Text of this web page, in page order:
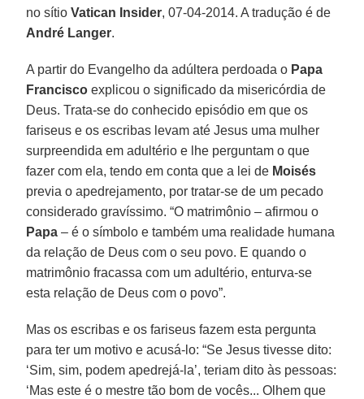
no sítioVatican Insider, 07-04-2014. A tradução é de
André Langer.
A partir do Evangelho da adúltera perdoada o Papa
Francisco explicou o significado da misericórdia de
Deus. Trata-se do conhecido episódio em que os
fariseus e os escribas levam até Jesus uma mulher
surpreendida em adultério e lhe perguntam o que
fazer com ela, tendo em conta que a lei de Moisés
previa o apedrejamento, por tratar-se de um pecado
considerado gravíssimo. “O matrimônio – afirmou o
Papa – é o símbolo e também uma realidade humana
da relação de Deus com o seu povo. E quando o
matrimônio fracassa com um adultério, enturva-se
esta relação de Deus com o povo”.
Mas os escribas e os fariseus fazem esta pergunta
para ter um motivo e acusá-lo: “Se Jesus tivesse dito:
‘Sim, sim, podem apedrejá-la’, teriam dito às pessoas:
‘Mas este é o mestre tão bom de vocês... Olhem que